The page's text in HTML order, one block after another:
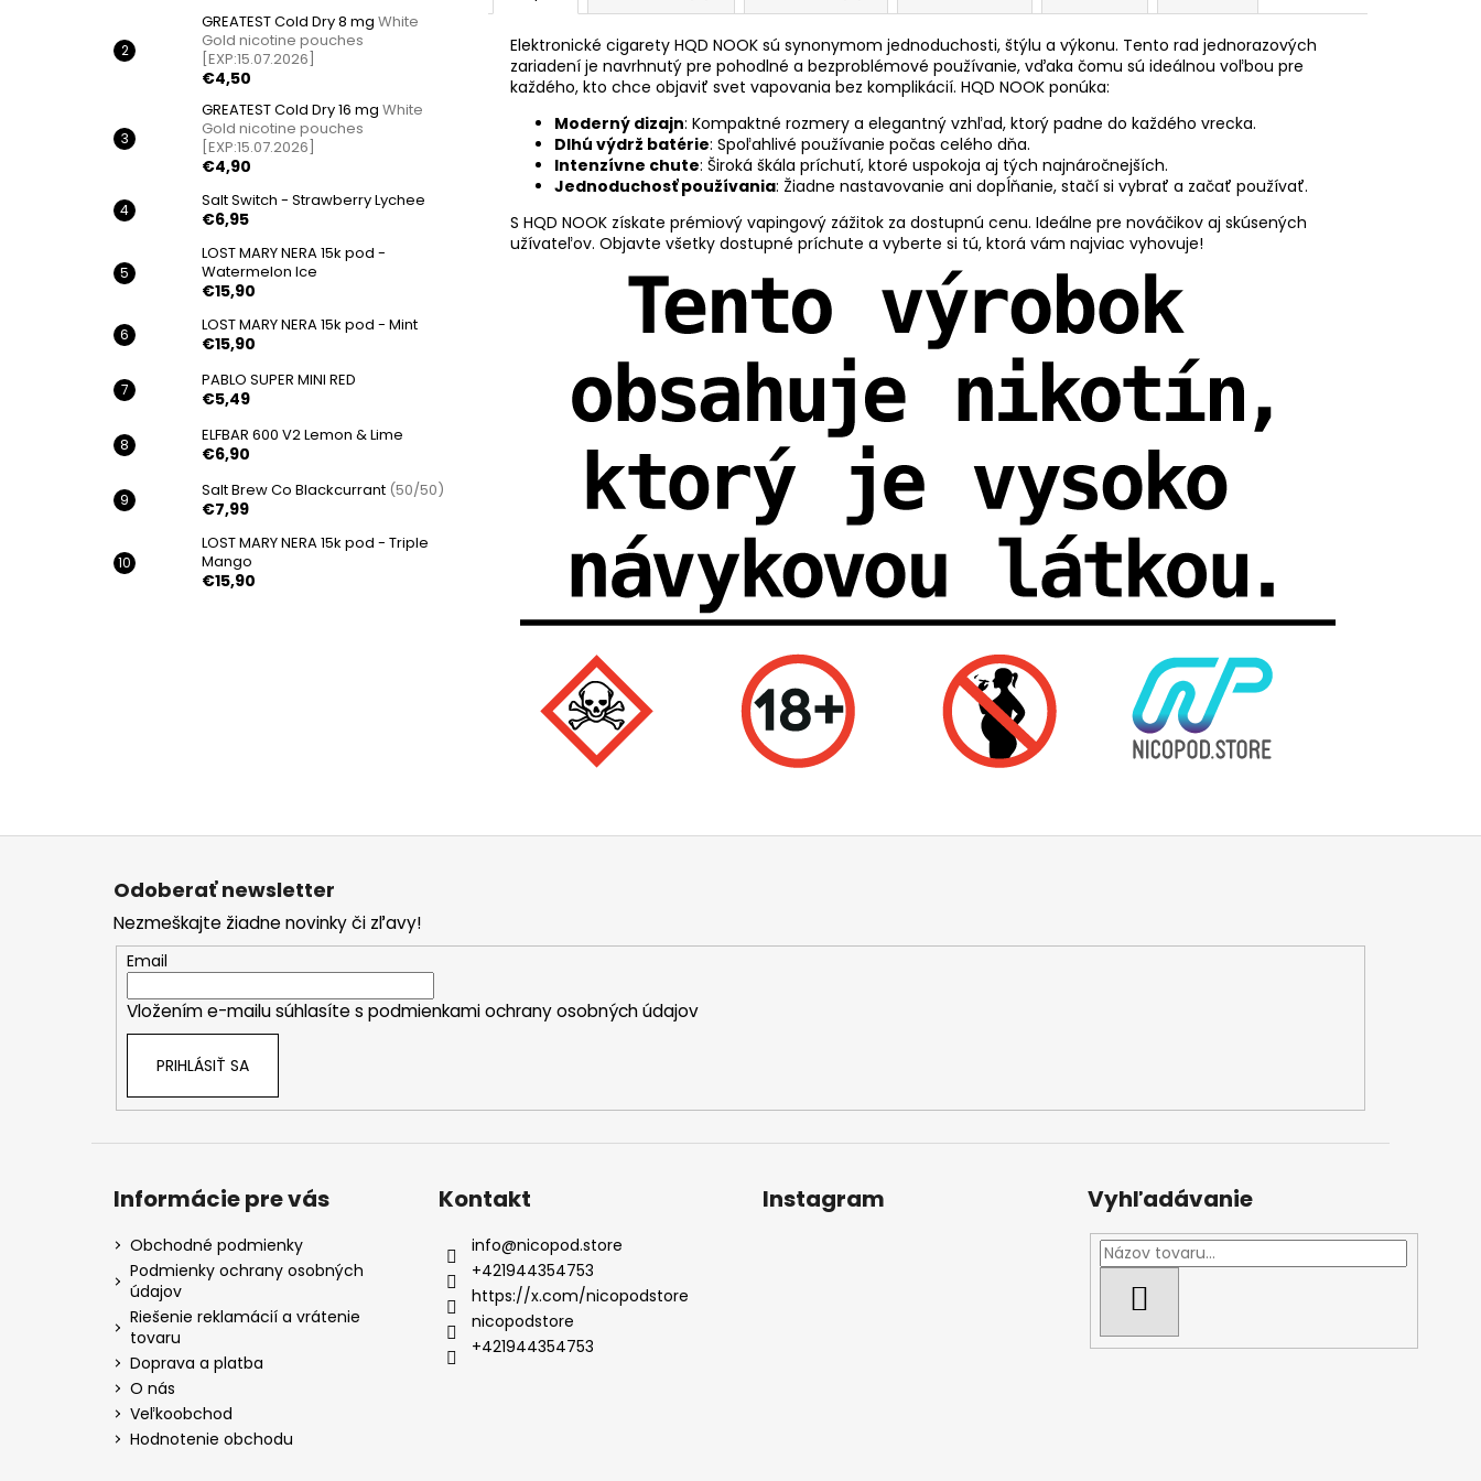
GREATEST Cold Dry 8 mg White
Gold nicotine pouches
[EXP:15.07.2026]
€4,50
GREATEST Cold Dry 16 mg White
Gold nicotine pouches
[EXP:15.07.2026]
€4,90
Salt Switch - Strawberry Lychee
€6,95
LOST MARY NERA 15k pod -
Watermelon Ice
€15,90
LOST MARY NERA 15k pod - Mint
€15,90
PABLO SUPER MINI RED
€5,49
ELFBAR 600 V2 Lemon & Lime
€6,90
Salt Brew Co Blackcurrant (50/50)
€7,99
LOST MARY NERA 15k pod - Triple
Mango
€15,90
Elektronické cigarety HQD NOOK sú synonymom jednoduchosti, štýlu a výkonu. Tento rad jednorazových
zariadení je navrhnutý pre pohodlné a bezproblémové používanie, vďaka čomu sú ideálnou voľbou pre
každého, kto chce objaviť svet vapovania bez komplikácií. HQD NOOK ponúka:
Moderný dizajn: Kompaktné rozmery a elegantný vzhľad, ktorý padne do každého vrecka.
Dlhú výdrž batérie: Spoľahlivé používanie počas celého dňa.
Intenzívne chute: Široká škála príchutí, ktoré uspokoja aj tých najnáročnejších.
Jednoduchosť používania: Žiadne nastavovanie ani dopĺňanie, stačí si vybrať a začať používať.
S HQD NOOK získate prémiový vapingový zážitok za dostupnú cenu. Ideálne pre nováčikov aj skúsených
užívateľov. Objavte všetky dostupné príchute a vyberte si tú, ktorá vám najviac vyhovuje!
Z
Odoberať newsletter
Nezmeškajte žiadne novinky či zľavy!
Email
Vložením e-mailu súhlasíte s podmienkami ochrany osobných údajov
PRIHLÁSIŤ SA
Informácie pre vás
Obchodné podmienky
Podmienky ochrany osobných
údajov
Riešenie reklamácií a vrátenie
tovaru
Doprava a platba
O nás
Veľkoobchod
Hodnotenie obchodu
Kontakt
info@nicopod.store
+421944354753
https://x.com/nicopodstore
nicopodstore
+421944354753
Instagram Vyhľadávanie